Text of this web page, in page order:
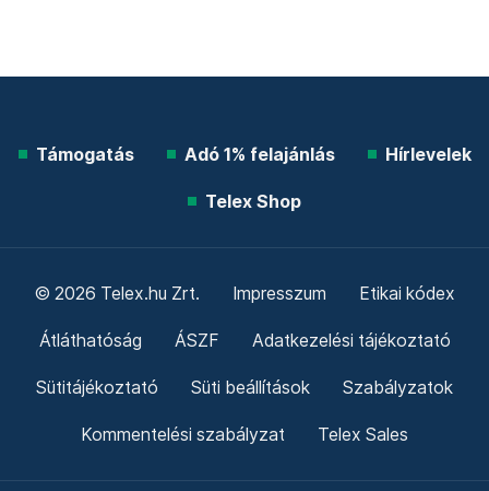
Támogatás Adó 1% felajánlás Hírlevelek
Telex Shop
© 2026 Telex.hu Zrt. Impresszum Etikai kódex
Átláthatóság ÁSZF Adatkezelési tájékoztató
Sütitájékoztató Süti beállítások Szabályzatok
Kommentelési szabályzat Telex Sales